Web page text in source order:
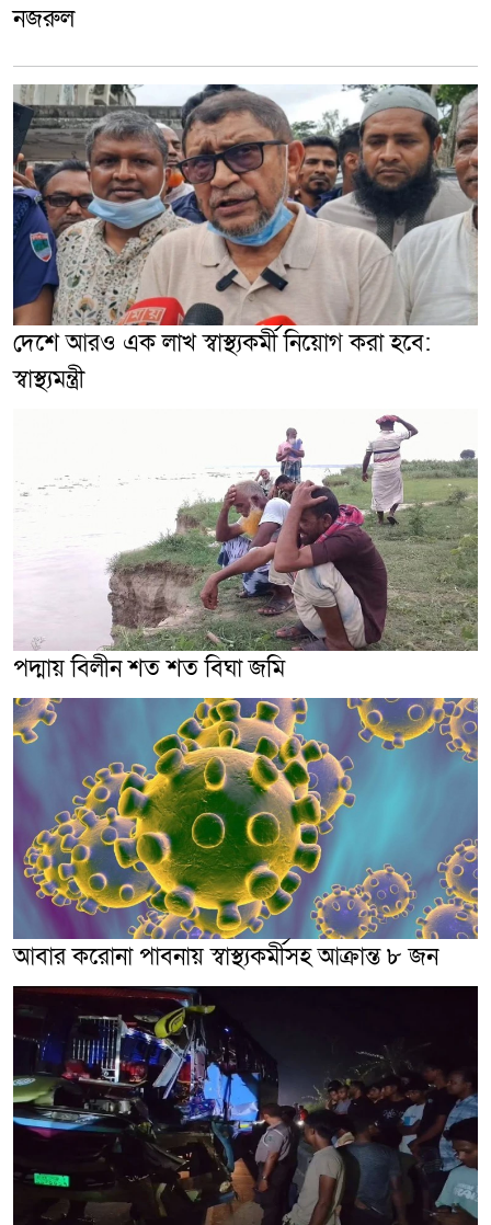
নজরুল
দেশে আরও এক লাখ স্বাস্থ্যকর্মী নিয়োগ করা হবে:
স্বাস্থ্যমন্ত্রী
পদ্মায় বিলীন শত শত বিঘা জমি
আবার করোনা পাবনায় স্বাস্থ্যকর্মীসহ আক্রান্ত ৮ জন